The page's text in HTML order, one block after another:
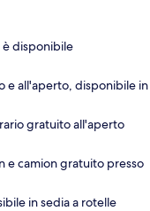
è disponibile
e all'aperto, disponibile in
gratuito all'aperto
e camion gratuito presso
in sedia a rotelle